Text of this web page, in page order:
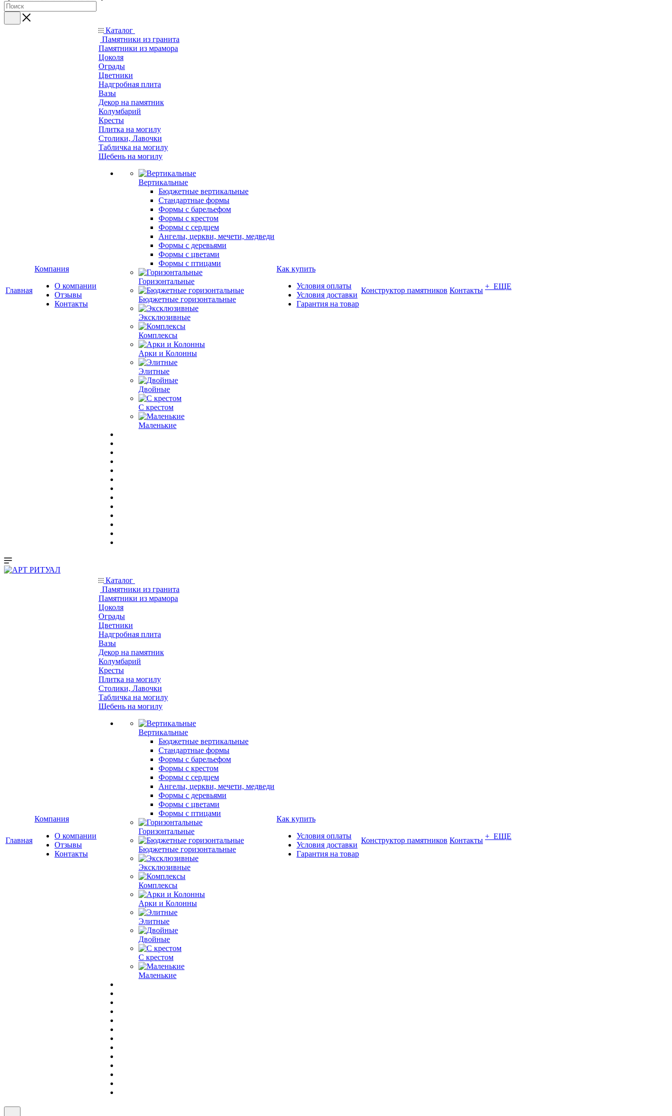
Главная
Компания
О компании
Отзывы
Контакты
Каталог
Памятники из гранита
Памятники из мрамора
Цоколя
Ограды
Цветники
Надгробная плита
Вазы
Декор на памятник
Колумбарий
Кресты
Плитка на могилу
Столики, Лавочки
Табличка на могилу
Щебень на могилу
Вертикальные
Бюджетные вертикальные
Стандартные формы
Формы с барельефом
Формы с крестом
Формы с сердцем
Ангелы, церкви, мечети, медведи
Формы с деревьями
Формы с цветами
Формы с птицами
Горизонтальные
Бюджетные горизонтальные
Эксклюзивные
Комплексы
Арки и Колонны
Элитные
Двойные
С крестом
Маленькие
Как купить
Условия оплаты
Условия доставки
Гарантия на товар
Конструктор памятников Контакты + ЕЩЕ
Главная
Компания
О компании
Отзывы
Контакты
Каталог
Памятники из гранита
Памятники из мрамора
Цоколя
Ограды
Цветники
Надгробная плита
Вазы
Декор на памятник
Колумбарий
Кресты
Плитка на могилу
Столики, Лавочки
Табличка на могилу
Щебень на могилу
Вертикальные
Бюджетные вертикальные
Стандартные формы
Формы с барельефом
Формы с крестом
Формы с сердцем
Ангелы, церкви, мечети, медведи
Формы с деревьями
Формы с цветами
Формы с птицами
Горизонтальные
Бюджетные горизонтальные
Эксклюзивные
Комплексы
Арки и Колонны
Элитные
Двойные
С крестом
Маленькие
Как купить
Условия оплаты
Условия доставки
Гарантия на товар
Конструктор памятников Контакты + ЕЩЕ